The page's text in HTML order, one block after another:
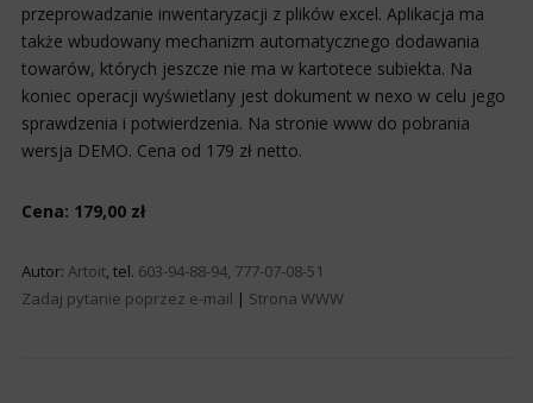
przeprowadzanie inwentaryzacji z plików excel. Aplikacja ma
także wbudowany mechanizm automatycznego dodawania
towarów, których jeszcze nie ma w kartotece subiekta. Na
koniec operacji wyświetlany jest dokument w nexo w celu jego
sprawdzenia i potwierdzenia. Na stronie www do pobrania
wersja DEMO. Cena od 179 zł netto.
Cena: 179,00 zł
Autor: Artoit, tel. 603-94-88-94, 777-07-08-51
Zadaj pytanie poprzez e-mail | Strona WWW